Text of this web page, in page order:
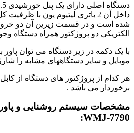
شده است و در قسمت زیرین آن دو
الکتریکی دو پروژکتور همراه دستگاه
با یک دکمه در زیر دستگاه می توان
موبایل و سایر دستگاههای مشابه را
برخوردار می باشد .
مشخصات سیستم روشنایی و
WMJ-7790: